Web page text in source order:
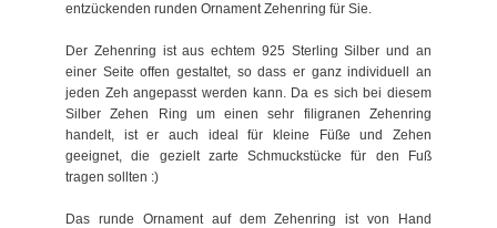
entzückenden runden Ornament Zehenring für Sie.
Der Zehenring ist aus echtem 925 Sterling Silber und an
einer Seite offen gestaltet, so dass er ganz individuell an
jeden Zeh angepasst werden kann. Da es sich bei diesem
Silber Zehen Ring um einen sehr filigranen Zehenring
handelt, ist er auch ideal für kleine Füße und Zehen
geeignet, die gezielt zarte Schmuckstücke für den Fuß
tragen sollten :)
Das runde Ornament auf dem Zehenring ist von Hand